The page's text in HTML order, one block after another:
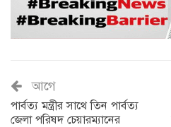
আগে
পার্বত্য মন্ত্রীর সাথে তিন পার্বত্য
জেলা পরিষদ চেয়ারম্যানের